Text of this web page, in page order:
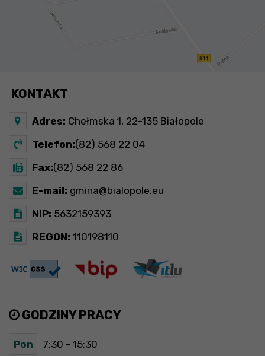
KONTAKT
Adres: Chełmska 1, 22-135 Białopole
Telefon:(82) 568 22 04
Fax:(82) 568 22 86
E-mail: gmina@bialopole.eu
NIP: 5632159393
REGON: 110198110
GODZINY PRACY
Pon 7:30 - 15:30